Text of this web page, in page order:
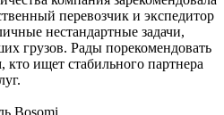
перевозчик и экспедитор
нестандартные задачи,
грузов. Рады порекомендовать
ищет стабильного партнера
Bosomi